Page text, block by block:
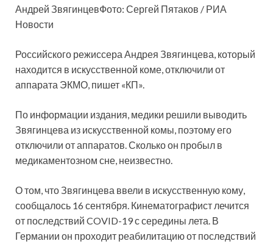
Андрей ЗвягинцевФото: Сергей Пятаков / РИА
Новости
Российского режиссера Андрея Звягинцева, который
находится в искусственной коме, отключили от
аппарата ЭКМО, пишет «КП».
По информации издания, медики решили выводить
Звягинцева из искусственной комы, поэтому его
отключили от аппаратов. Сколько он пробыл в
медикаментозном сне, неизвестно.
О том, что Звягинцева ввели в искусственную кому,
сообщалось 16 сентября. Кинематографист лечится
от последствий COVID-19 с середины лета. В
Германии он проходит реабилитацию от последствий